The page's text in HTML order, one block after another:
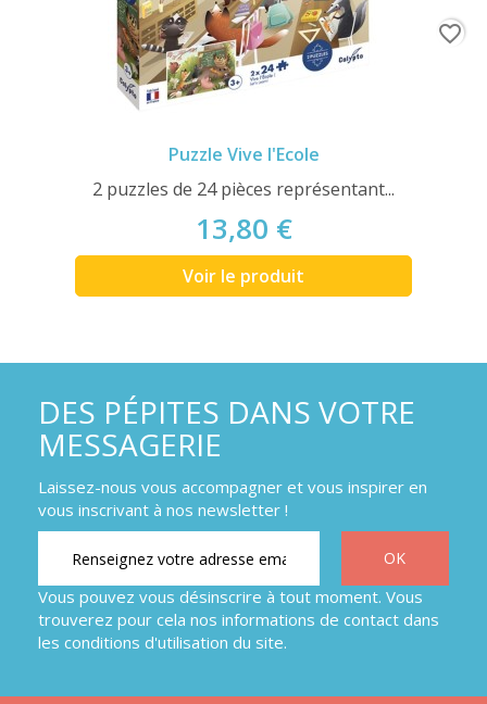
Puzzle Vive l'Ecole
2 puzzles de 24 pièces représentant...
13,80 €
Voir le produit
favorite_border
DES PÉPITES DANS VOTRE
MESSAGERIE
Laissez-nous vous accompagner et vous inspirer en
vous inscrivant à nos newsletter !
Vous pouvez vous désinscrire à tout moment. Vous
trouverez pour cela nos informations de contact dans
les conditions d'utilisation du site.